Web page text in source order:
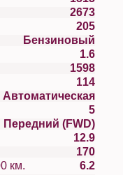
2673
205
Бензиновый
1.6
1598
114
Автоматическая
5
Передний (FWD)
12.9
170
км.
6.2